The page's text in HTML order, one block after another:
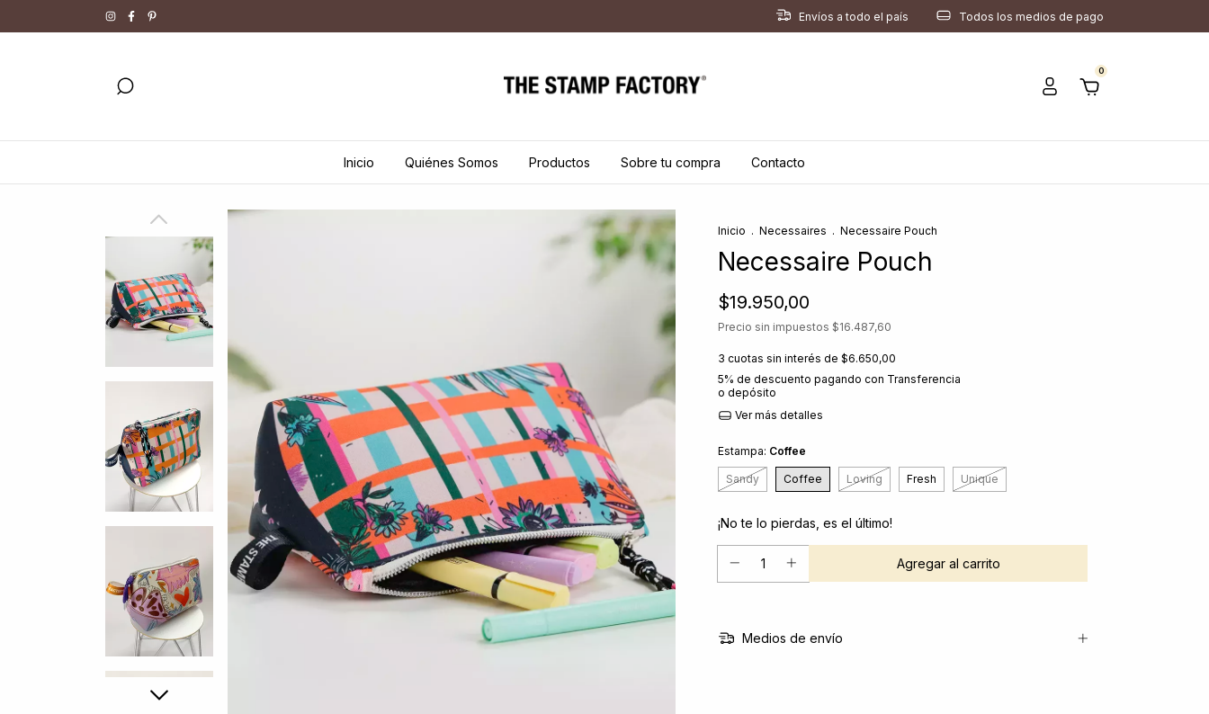
Envíos a todo el país Todos los medios de pago
0
Inicio Quiénes Somos Productos Sobre tu compra Contacto
Inicio . Necessaires . Necessaire Pouch
Necessaire Pouch
$19.950,00
Precio sin impuestos $16.487,60
3 cuotas sin interés de $6.650,00
5% de descuento pagando con Transferencia
o depósito
Ver más detalles
Estampa: Coffee
Sandy Coffee Loving Fresh Unique
¡No te lo pierdas, es el último!
Medios de envío